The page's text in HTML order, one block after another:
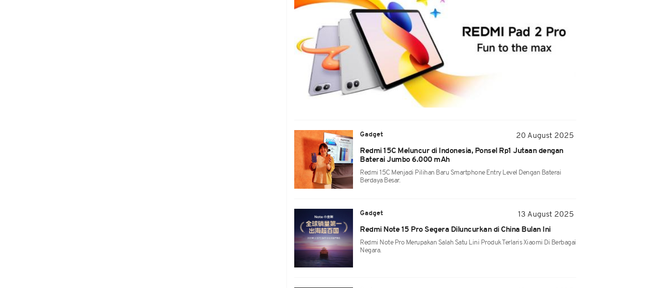
Gadget
20 August 2025
Redmi 15C Meluncur di Indonesia, Ponsel Rp1 Jutaan dengan
Baterai Jumbo 6.000 mAh
Redmi 15C Menjadi Pilihan Baru Smartphone Entry Level Dengan Baterai
Berdaya Besar.
Gadget
13 August 2025
Redmi Note 15 Pro Segera Diluncurkan di China Bulan Ini
Redmi Note Pro Merupakan Salah Satu Lini Produk Terlaris Xiaomi Di Berbagai
Negara.